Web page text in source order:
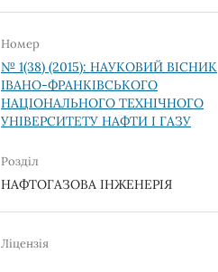
Номер
№ 1(38) (2015): НАУКОВИЙ ВІСНИК
ІВАНО-ФРАНКІВСЬКОГО
НАЦІОНАЛЬНОГО ТЕХНІЧНОГО
УНІВЕРСИТЕТУ НАФТИ І ГАЗУ
Розділ
НАФТОГАЗОВА ІНЖЕНЕРІЯ
Ліцензія